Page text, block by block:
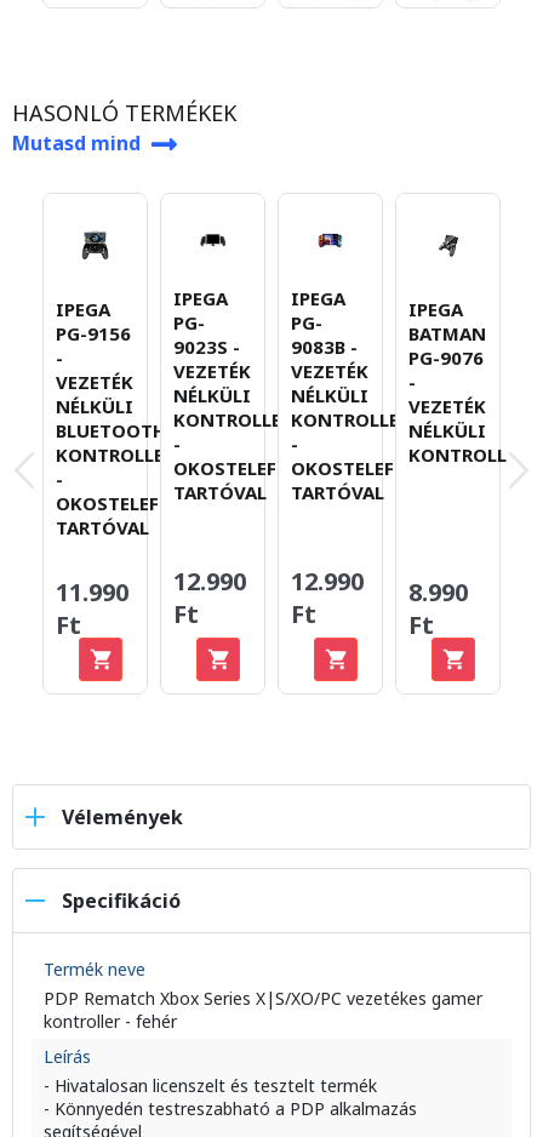
HASONLÓ TERMÉKEK
Mutasd mind
IPEGA
PG-9156
-
VEZETÉK
NÉLKÜLI
BLUETOOTH
KONTROLLER
-
OKOSTELEFON-
TARTÓVAL
11.990
Ft
IPEGA
PG-
9023S -
VEZETÉK
NÉLKÜLI
KONTROLLER
-
OKOSTELEFON-
TARTÓVAL
12.990
Ft
IPEGA
PG-
9083B -
VEZETÉK
NÉLKÜLI
KONTROLLER
-
OKOSTELEFON-
TARTÓVAL
12.990
Ft
IPEGA
BATMAN
PG-9076
-
VEZETÉK
NÉLKÜLI
KONTROLLER
8.990
Ft
Vélemények
Specifikáció
Termék neve
PDP Rematch Xbox Series X|S/XO/PC vezetékes gamer
kontroller - fehér
Leírás
- Hivatalosan licenszelt és tesztelt termék
- Könnyedén testreszabható a PDP alkalmazás
segítségével